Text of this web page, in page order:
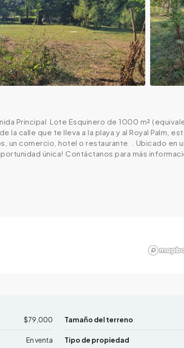
Principal ️ Lote Esquinero de 1000 m²
la calle que te lleva a la playa y al Royal Palm,
un comercio, hotel o restaurante ️ . Ubicado en
única! Contáctanos para más
$79,000 Tamaño del terreno
En venta Tipo de propiedad